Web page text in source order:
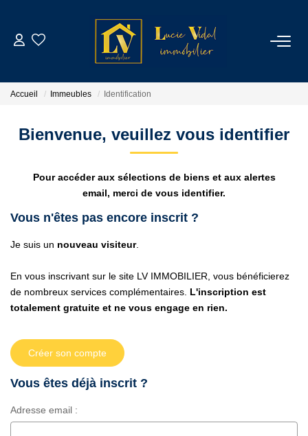
GESTION LOCATIVE
ESTIMATION
NOTRE AGENCE
Qui Sommes Nous ?
VENDUS/LOUÉS
Accueil Immeubles Identification
Bienvenue, veuillez vous identifier
Pour accéder aux sélections de biens et aux alertes
email, merci de vous identifier.
Vous n'êtes pas encore inscrit ?
Je suis un nouveau visiteur.
En vous inscrivant sur le site LV IMMOBILIER, vous bénéficierez
de nombreux services complémentaires. L'inscription est
totalement gratuite et ne vous engage en rien.
Créer son compte
Vous êtes déjà inscrit ?
Adresse email :